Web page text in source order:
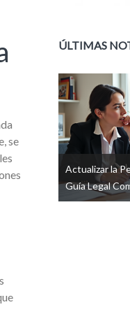
se
ÚLTIMAS
Legal
Actualizar la
Guía Legal